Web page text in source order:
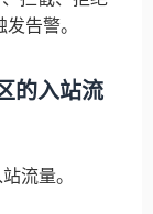
告警。
的入站流
流量。